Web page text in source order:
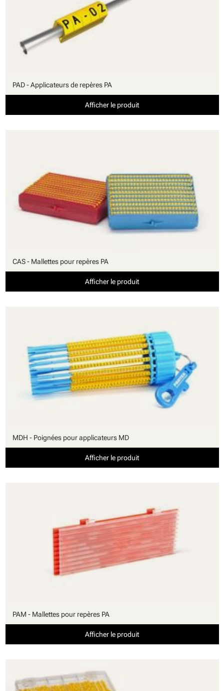
PAD - Applicateurs de repères PA
Afficher le produit
CAS - Mallettes pour repères PA
Afficher le produit
MDH - Poignées pour applicateurs MD
Afficher le produit
PAM - Mallettes pour repères PA
Afficher le produit